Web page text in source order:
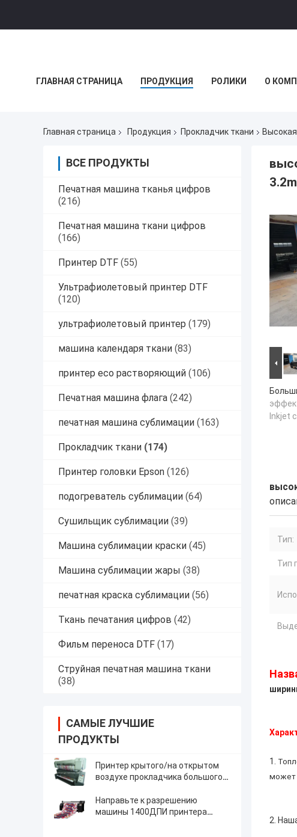
ГЛАВНАЯ СТРАНИЦА ПРОДУКЦИЯ РОЛИКИ О
Главная страница Продукция Прокладчик ткани
ВСЕ ПРОДУКТЫ
Печатная машина тканья цифров
(216)
Печатная машина ткани цифров
(166)
Принтер DTF (55)
Ультрафиолетовый принтер DTF
(120)
ультрафиолетовый принтер (179)
машина календаря ткани (83)
принтер eco растворяющий (106)
Печатная машина флага (242)
печатная машина сублимации (163)
Прокладчик ткани (174)
Принтер головки Epson (126)
подогреватель сублимации (64)
Сушильщик сублимации (39)
Машина сублимации краски (45)
Машина сублимации жары (38)
печатная краска сублимации (56)
Ткань печатания цифров (42)
Фильм переноса DTF (17)
Струйная печатная машина ткани
(38)
САМЫЕ ЛУЧШИЕ
ПРОДУКТЫ
Принтер крытого/на открытом
воздухе прокладчика большого
Направьте к разрешению
машины 1400ДПИ принтера
3.2m
Inkjet
Тип:
Тип
1.
может
2.